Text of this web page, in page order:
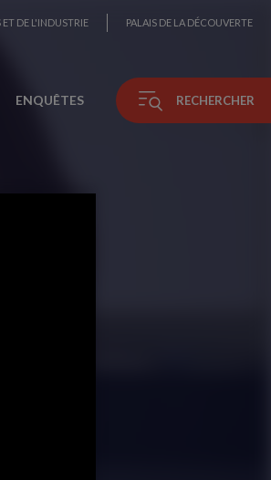
ET DE L'INDUSTRIE PALAIS DE LA DÉCOUVERTE
ENQUÊTES RECHERCHER